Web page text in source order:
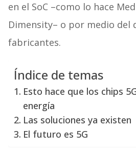
en el SoC –como lo hace
Dimensity– o por medio del
fabricantes.
Índice de temas
Esto hace que los chips
energía
Las soluciones ya existen
El futuro es 5G